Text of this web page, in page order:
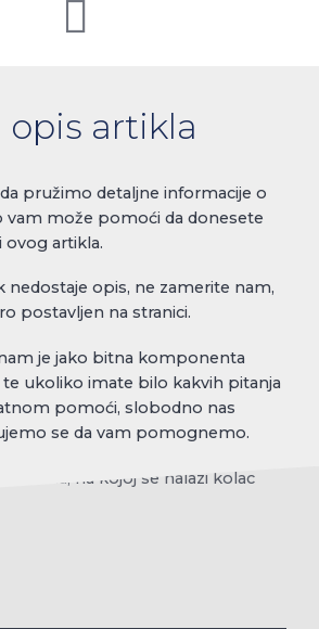
opis artikla
pružimo detaljne informacije o
vam može pomoći da donesete
artikla.
nedostaje opis, ne zamerite nam,
postavljen na stranici.
je jako bitna komponenta
te ukoliko imate bilo kakvih pitanja
pomoći, slobodno nas
se da vam pomognemo.